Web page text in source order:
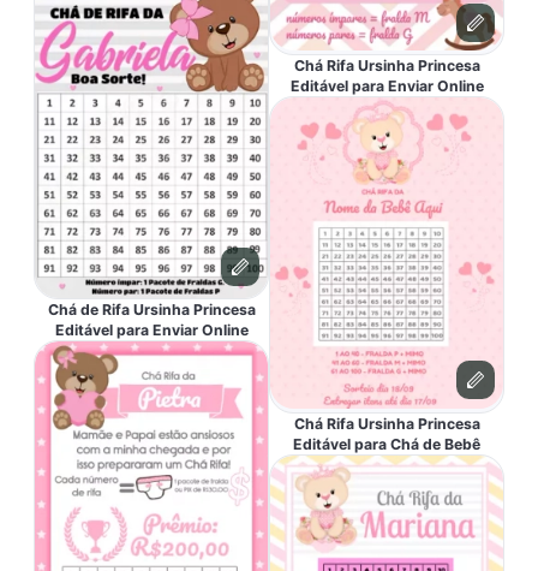
Chá de Rifa Ursinha Princesa
Editável para Enviar Online
Chá Rifa Ursinha Princesa
Editável para Enviar Online
Chá Rifa Ursinha Princesa
Editável para Chá de Bebê